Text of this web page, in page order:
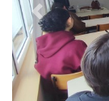
Previous